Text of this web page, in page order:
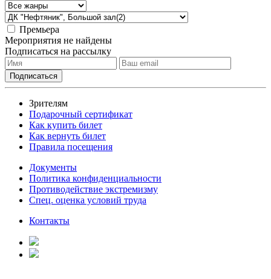
Премьера
Мероприятия не найдены
Подписаться на рассылку
Зрителям
Подарочный сертификат
Как купить билет
Как вернуть билет
Правила посещения
Документы
Политика конфиденциальности
Противодействие экстремизму
Спец. оценка условий труда
Контакты